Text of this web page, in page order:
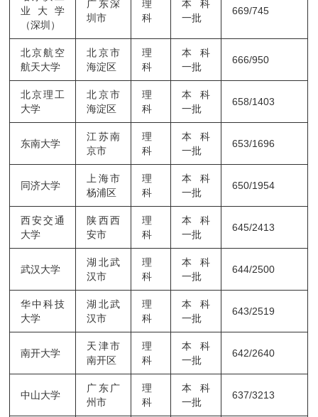
业大学
（深圳）
广东深
圳市
理
科
本科
一批
669/745
北京航空
航天大学
北京市
海淀区
理
科
本科
一批
666/950
北京理工
大学
北京市
海淀区
理
科
本科
一批
658/1403
东南大学
江苏南
京市
理
科
本科
一批
653/1696
同济大学
上海市
杨浦区
理
科
本科
一批
650/1954
西安交通
大学
陕西西
安市
理
科
本科
一批
645/2413
武汉大学
湖北武
汉市
理
科
本科
一批
644/2500
华中科技
大学
湖北武
汉市
理
科
本科
一批
643/2519
南开大学
天津市
南开区
理
科
本科
一批
642/2640
中山大学
广东广
州市
理
科
本科
一批
637/3213